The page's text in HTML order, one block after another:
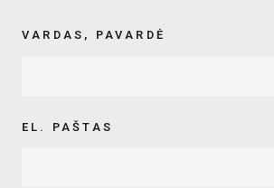
VARDAS, PAVARDĖ
EL. PAŠTAS